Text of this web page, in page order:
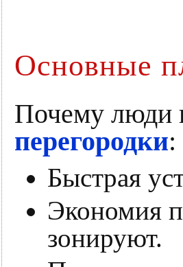
Основные
Почему люди
перегородки:
Быстрая
Экономия
зонируют.